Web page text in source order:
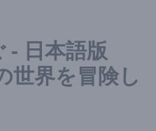
- 日本語版
世界を冒険し